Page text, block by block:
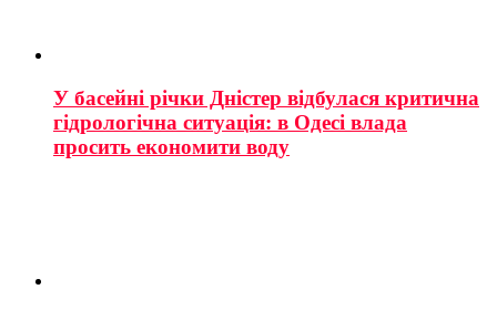
У басейні річки Дністер відбулася критична
гідрологічна ситуація: в Одесі влада
просить економити воду